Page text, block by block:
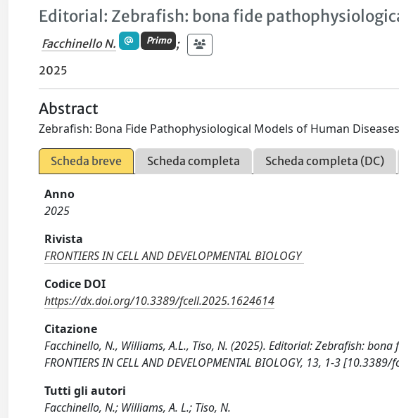
Editorial: Zebrafish: bona fide
Facchinello N. Primo ;
2025
Abstract
Zebrafish: Bona Fide Pathophysiological Models of Human Diseases
Scheda breve Scheda completa Scheda completa (DC)
Anno
2025
Rivista
FRONTIERS IN CELL AND DEVELOPMENTAL BIOLOGY
Codice DOI
https://dx.doi.org/10.3389/fcell.2025.1624614
Citazione
Facchinello, N., Williams, A.L., Tiso, N. (2025). Editorial: Zebrafish:
FRONTIERS IN CELL AND DEVELOPMENTAL BIOLOGY, 13, 1-3
Tutti gli autori
Facchinello, N.; Williams, A. L.; Tiso, N.